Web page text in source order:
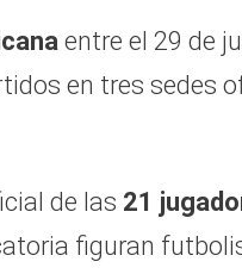
entre el 29 de
en tres sedes
de las 21
figuran